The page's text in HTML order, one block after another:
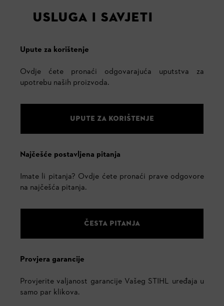
USLUGA I SAVJETI
Upute za korištenje
Ovdje ćete pronaći odgovarajuća uputstva za
upotrebu naših proizvoda.
UPUTE ZA KORIŠTENJE
Najčešće postavljena pitanja
Imate li pitanja? Ovdje ćete pronaći prave odgovore
na najčešća pitanja.
ČESTA PITANJA
Provjera garancije
Provjerite valjanost garancije Vašeg STIHL uređaja u
samo par klikova.